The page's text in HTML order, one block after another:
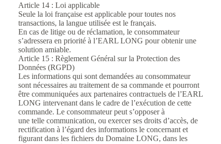
Article 14 : Loi applicable
Seule la loi française est applicable pour toutes nos
transactions, la langue utilisée est le français.
En cas de litige ou de réclamation, le consommateur
s’adressera en priorité à l’EARL LONG pour obtenir une
solution amiable.
Article 15 : Règlement Général sur la Protection des
Données (RGPD)
Les informations qui sont demandées au consommateur
sont nécessaires au traitement de sa commande et pourront
être communiquées aux partenaires contractuels de l’EARL
LONG intervenant dans le cadre de l’exécution de cette
commande. Le consommateur peut s’opposer à
une telle communication, ou exercer ses droits d’accès, de
rectification à l’égard des informations le concernant et
figurant dans les fichiers du Domaine LONG, dans les